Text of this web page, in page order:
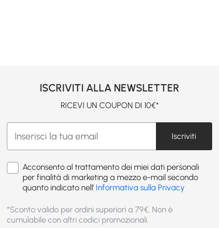
ISCRIVITI ALLA NEWSLETTER
RICEVI UN COUPON DI 10€*
Iscriviti
Acconsento al trattamento dei miei dati personali
per finalità di marketing a mezzo e-mail secondo
quanto indicato nell' Informativa sulla Privacy
*Sconto valido per ordini superiori a 79€. Non è
cumulabile con altri codici promozionali.